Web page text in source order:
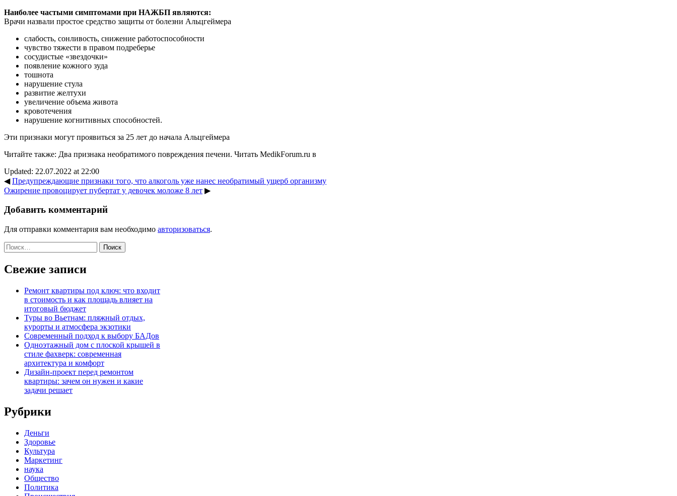
Наиболее частыми симптомами при НАЖБП являются:
Врачи назвали простое средство защиты от болезни Альцгеймера
слабость, сонливость, снижение работоспособности
чувство тяжести в правом подреберье
сосудистые «звездочки»
появление кожного зуда
тошнота
нарушение стула
развитие желтухи
увеличение объема живота
кровотечения
нарушение когнитивных способностей.
Эти признаки могут проявиться за 25 лет до начала Альцгеймера
Читайте также: Два признака необратимого повреждения печени. Читать MedikForum.ru в
Updated: 22.07.2022 at 22:00
◀Предупреждающие признаки того, что алкоголь уже нанес необратимый ущерб организму
Ожирение провоцирует пубертат у девочек моложе 8 лет ▶
Добавить комментарий
Для отправки комментария вам необходимо авторизоваться.
Найти:
Свежие записи
Ремонт квартиры под ключ: что входит
в стоимость и как площадь влияет на
итоговый бюджет
Туры во Вьетнам: пляжный отдых,
курорты и атмосфера экзотики
Современный подход к выбору БАДов
Одноэтажный дом с плоской крышей в
стиле фахверк: современная
архитектура и комфорт
Дизайн-проект перед ремонтом
квартиры: зачем он нужен и какие
задачи решает
Рубрики
Деньги
Здоровье
Культура
Маркетинг
наука
Общество
Политика